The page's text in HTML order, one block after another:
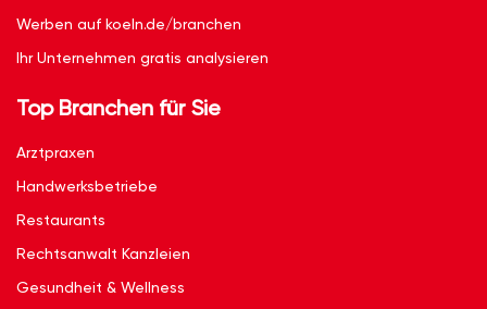
Werben auf koeln.de/branchen
Ihr Unternehmen gratis analysieren
Top Branchen für Sie
Arztpraxen
Handwerksbetriebe
Restaurants
Rechtsanwalt Kanzleien
Gesundheit & Wellness